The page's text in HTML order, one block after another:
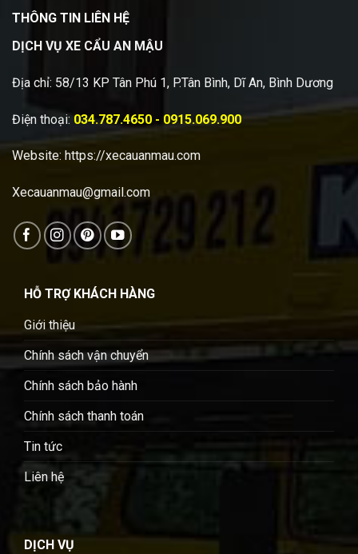
THÔNG TIN LIÊN HỆ
DỊCH VỤ XE CẨU AN MẬU
Địa chỉ: 58/13 KP Tân Phú 1, P.Tân Bình, Dĩ An, Bình Dương
Điện thoại: 034.787.4650 - 0915.069.900
Website: https://xecauanmau.com
Xecauanmau@gmail.com
HỖ TRỢ KHÁCH HÀNG
Giới thiệu
Chính sách vận chuyển
Chính sách bảo hành
Chính sách thanh toán
Tin tức
Liên hệ
DỊCH VỤ